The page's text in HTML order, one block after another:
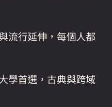
流行延伸，每個人都
學首選，古典與跨域